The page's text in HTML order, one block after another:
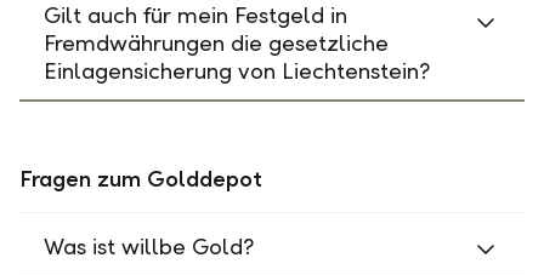
Gilt auch für mein Festgeld in
Fremdwährungen die gesetzliche
Einlagensicherung von Liechtenstein?
Fragen zum Golddepot
Was ist willbe Gold?